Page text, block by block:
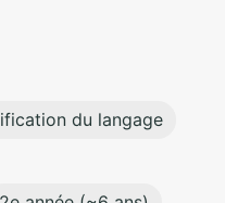
du langage